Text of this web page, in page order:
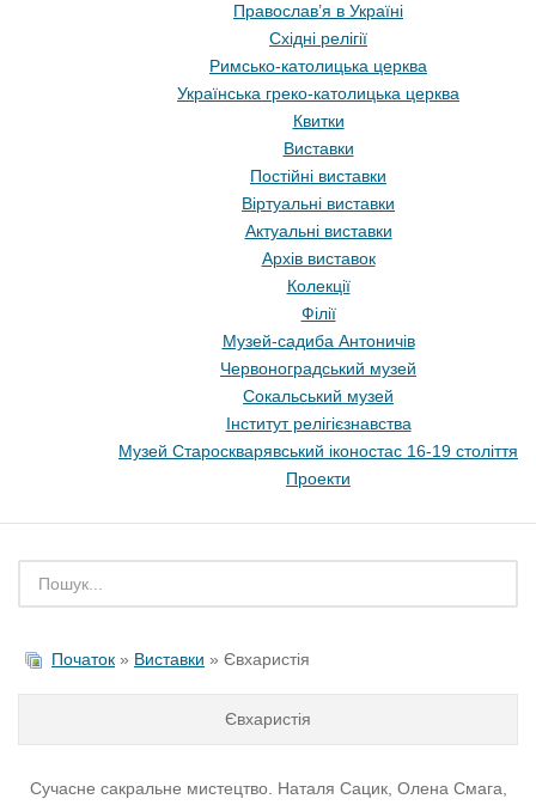
Православ’я в Україні
Східні релігії
Римсько-католицька церква
Українська греко-католицька церква
Квитки
Виставки
Постійні виставки
Віртуальні виставки
Актуальні виставки
Архів виставок
Колекції
Філії
Музей-садиба Антоничів
Червоноградський музей
Сокальський музей
Інститут релігієзнавства
Музей Староскварявський іконостас 16-19 cтоліття
Проекти
Початок » Виставки » Євхаристія
Євхаристія
Сучасне сакральне мистецтво. Наталя Сацик, Олена Смага,